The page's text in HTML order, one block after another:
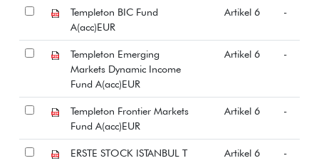
Templeton BIC Fund
A(acc)EUR
Artikel 6 -
Templeton Emerging
Markets Dynamic Income
Fund A(acc)EUR
Artikel 6 -
Templeton Frontier Markets
Fund A(acc)EUR
Artikel 6 -
ERSTE STOCK ISTANBUL T Artikel 6 -